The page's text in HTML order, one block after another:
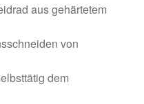
aus gehärtetem
von
dem